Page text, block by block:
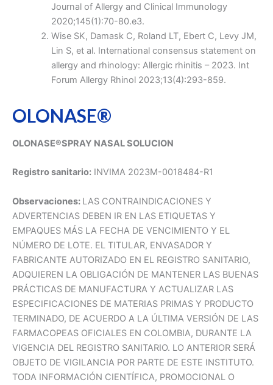
Journal of Allergy and Clinical Immunology
2020;145(1):70-80.e3.
Wise SK, Damask C, Roland LT, Ebert C, Levy JM,
Lin S, et al. International consensus statement on
allergy and rhinology: Allergic rhinitis – 2023. Int
Forum Allergy Rhinol 2023;13(4):293-859.
OLONASE®
OLONASE®SPRAY NASAL SOLUCION
Registro sanitario: INVIMA 2023M-0018484-R1
Observaciones: LAS CONTRAINDICACIONES Y
ADVERTENCIAS DEBEN IR EN LAS ETIQUETAS Y
EMPAQUES MÁS LA FECHA DE VENCIMIENTO Y EL
NÚMERO DE LOTE. EL TITULAR, ENVASADOR Y
FABRICANTE AUTORIZADO EN EL REGISTRO SANITARIO,
ADQUIEREN LA OBLIGACIÓN DE MANTENER LAS BUENAS
PRÁCTICAS DE MANUFACTURA Y ACTUALIZAR LAS
ESPECIFICACIONES DE MATERIAS PRIMAS Y PRODUCTO
TERMINADO, DE ACUERDO A LA ÚLTIMA VERSIÓN DE LAS
FARMACOPEAS OFICIALES EN COLOMBIA, DURANTE LA
VIGENCIA DEL REGISTRO SANITARIO. LO ANTERIOR SERÁ
OBJETO DE VIGILANCIA POR PARTE DE ESTE INSTITUTO.
TODA INFORMACIÓN CIENTÍFICA, PROMOCIONAL O